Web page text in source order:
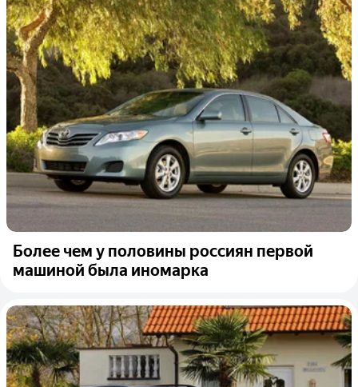
Более чем у половины россиян первой
машиной была иномарка